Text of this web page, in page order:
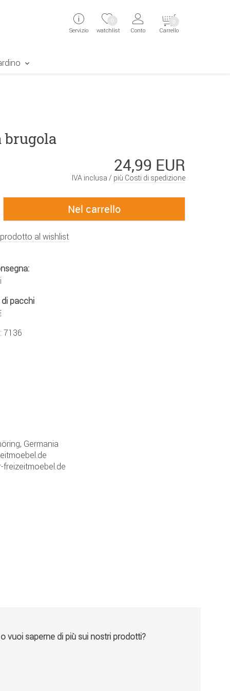
Servizio watchlist
0
Conto Carrello
0
brugola
24,99 EUR
IVA inclusa / più Costi di spedizione
al wishlist
pacchi
7136
Germania
freizeitmoebel.de
vuoi saperne di più sui nostri prodotti?